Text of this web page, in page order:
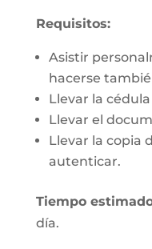
Requisitos:
Asistir
hacerse
Llevar la
Llevar el
Llevar la copia
autenticar.
Tiempo
día.